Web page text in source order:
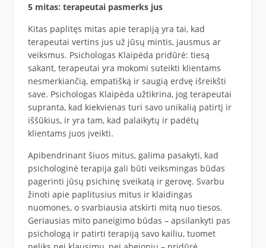
5 mitas: terapeutai pasmerks jus
Kitas paplitęs mitas apie terapiją yra tai, kad
terapeutai vertins jus už jūsų mintis, jausmus ar
veiksmus. Psichologas Klaipėda pridūrė: tiesą
sakant, terapeutai yra mokomi suteikti klientams
nesmerkiančią, empatišką ir saugią erdvę išreikšti
save. Psichologas Klaipėda užtikrina, jog terapeutai
supranta, kad kiekvienas turi savo unikalią patirtį ir
iššūkius, ir yra tam, kad palaikytų ir padėtų
klientams juos įveikti.
Apibendrinant šiuos mitus, galima pasakyti, kad
psichologinė terapija gali būti veiksmingas būdas
pagerinti jūsų psichinę sveikatą ir gerovę. Svarbu
žinoti apie paplitusius mitus ir klaidingas
nuomones, o svarbiausia atskirti mitą nuo tiesos.
Geriausias mito paneigimo būdas – apsilankyti pas
psichologą ir patirti terapiją savo kailiu, tuomet